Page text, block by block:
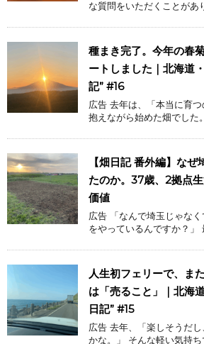
な質問をいただくことがあ
種まき完了。今年の春
ートしました｜北海道
記” #16
広告 去年は、「本当に育
抱えながら始めた畑でした
【畑日記 番外編】な
たのか。37歳、2拠点
価値
広告 「なんで埼玉じゃな
をやっているんですか？」
人生初フェリーで、ま
は「売ること」｜北海
日記” #15
広告 去年、「楽しそうだ
かな。」 そんな軽い気持